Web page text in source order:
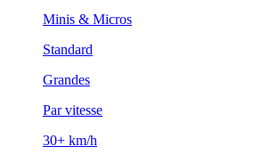
Minis & Micros
Standard
Grandes
Par vitesse
30+ km/h